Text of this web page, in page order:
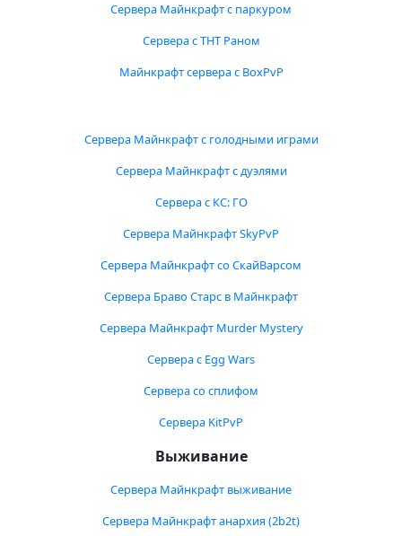
Сервера Майнкрафт с паркуром
Сервера с ТНТ Раном
Майнкрафт сервера с BoxPvP
Сервера Майнкрафт с голодными играми
Сервера Майнкрафт с дуэлями
Сервера с КС: ГО
Сервера Майнкрафт SkyPvP
Сервера Майнкрафт со СкайВарсом
Сервера Браво Старс в Майнкрафт
Сервера Майнкрафт Murder Mystery
Сервера с Egg Wars
Сервера со сплифом
Сервера KitPvP
Выживание
Сервера Майнкрафт выживание
Сервера Майнкрафт анархия (2b2t)